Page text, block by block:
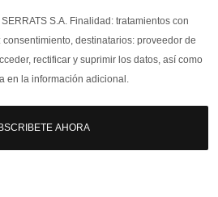
S.A. Finalidad: tratamientos con
destinatarios: proveedor de
rectificar y suprimir los datos, así como
en la información adicional.
AHORA